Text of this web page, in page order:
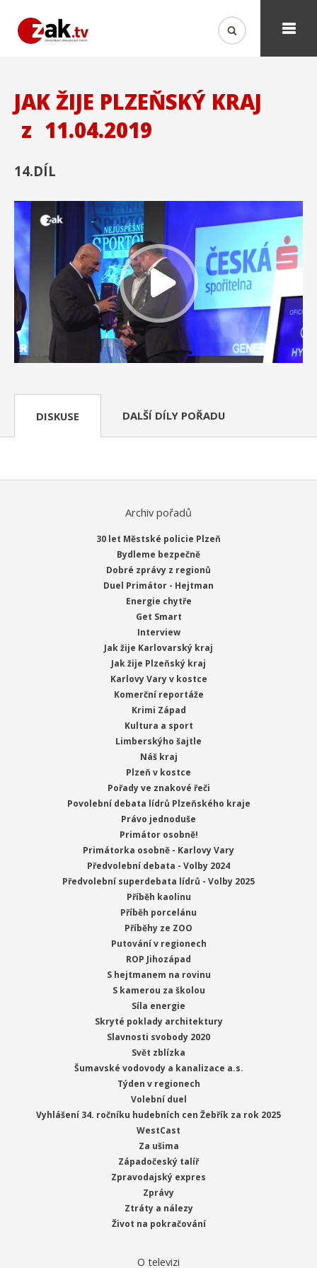
JAK ŽIJE PLZEŇSKÝ KRAJ
z 11.04.2019
14.DÍL
DISKUSE DALŠÍ DÍLY POŘADU
Archiv pořadů
30 let Městské policie Plzeň
Bydleme bezpečně
Dobré zprávy z regionů
Duel Primátor - Hejtman
Energie chytře
Get Smart
Interview
Jak žije Karlovarský kraj
Jak žije Plzeňský kraj
Karlovy Vary v kostce
Komerční reportáže
Krimi Západ
Kultura a sport
Limberskýho šajtle
Náš kraj
Plzeň v kostce
Pořady ve znakové řeči
Povolební debata lídrů Plzeňského kraje
Právo jednoduše
Primátor osobně!
Primátorka osobně - Karlovy Vary
Předvolební debata - Volby 2024
Předvolební superdebata lídrů - Volby 2025
Příběh kaolinu
Příběh porcelánu
Příběhy ze ZOO
Putování v regionech
ROP Jihozápad
S hejtmanem na rovinu
S kamerou za školou
Síla energie
Skryté poklady architektury
Slavnosti svobody 2020
Svět zblízka
Šumavské vodovody a kanalizace a.s.
Týden v regionech
Volební duel
Vyhlášení 34. ročníku hudebních cen Žebřík za rok 2025
WestCast
Za ušima
Západočeský talíř
Zpravodajský expres
Zprávy
Ztráty a nálezy
Život na pokračování
O televizi